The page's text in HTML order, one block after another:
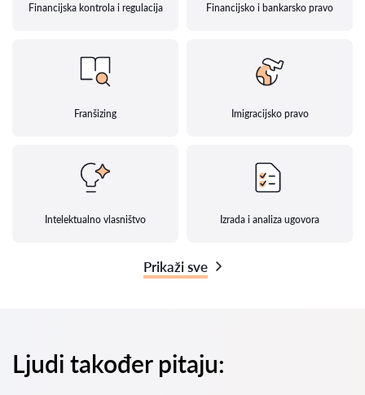
Financijska kontrola i regulacija Financijsko i bankarsko pravo
Franšizing Imigracijsko pravo
Intelektualno vlasništvo Izrada i analiza ugovora
Prikaži sve
Ljudi također pitaju: